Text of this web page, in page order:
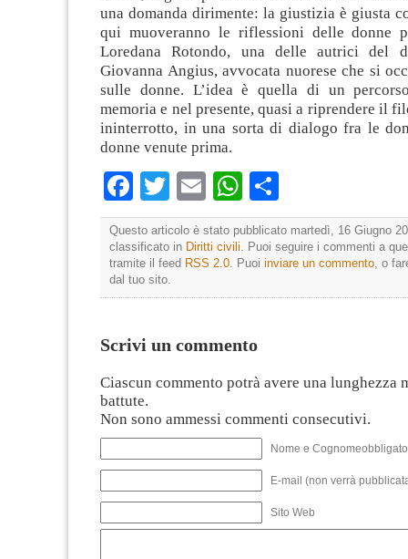
una domanda dirimente: la giustizia è giusta
qui muoveranno le riflessioni delle donne
Loredana Rotondo, una delle autrici del
Giovanna Angius, avvocata nuorese che si
sulle donne. L’idea è quella di un
memoria e nel presente, quasi a riprendere il
ininterrotto, in una sorta di dialogo fra le
donne venute prima.
Facebook
TwitterEmailWhatsApp
Questo articolo è stato pubblicato martedì, 16 Giugno
classificato in Diritti civili . Puoi seguire i commenti a
tramite il feed RSS 2.0 . Puoi inviare un commento , o
dal tuo sito.
Scrivi un commento
Ciascun commento potrà avere una lunghezza
battute.
Non sono ammessi commenti consecutivi.
Nome e
E-mail (non verrà
Sito Web